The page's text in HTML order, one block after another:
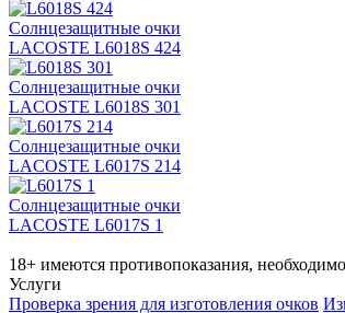
Солнцезащитные очки
LACOSTE L6018S 424
Солнцезащитные очки
LACOSTE L6018S 301
Солнцезащитные очки
LACOSTE L6017S 214
Солнцезащитные очки
LACOSTE L6017S 1
18+ имеются противопоказания,
Услуги
Проверка зрения для изготовления очков